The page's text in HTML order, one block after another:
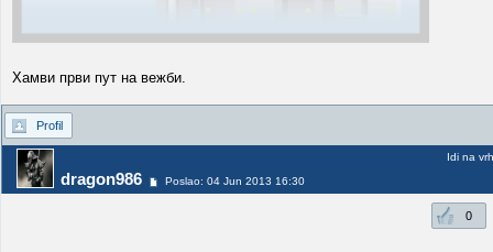
Хамви први пут на вежби.
Profil
dragon986 Poslao: 04 Jun 2013 16:30
Idi na vrh
0